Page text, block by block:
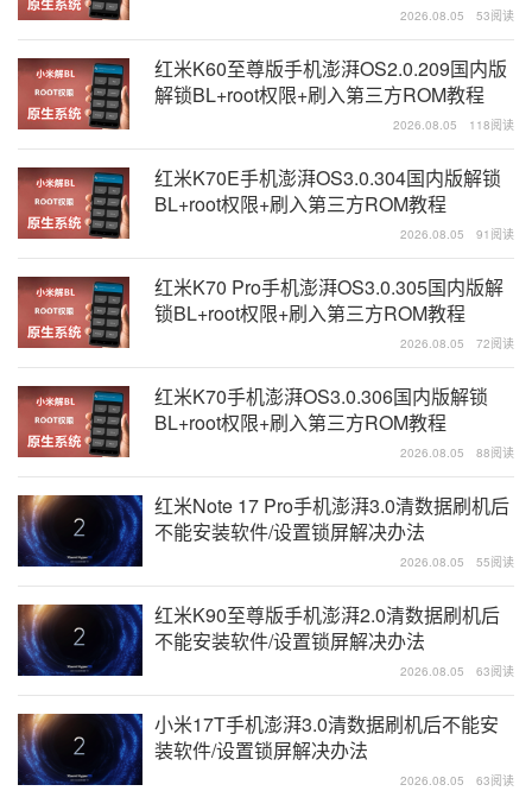
2026.08.05 53阅读
红米K60至尊版手机澎湃OS2.0.209国内版
解锁BL+root权限+刷入第三方ROM教程
2026.08.05 118阅读
红米K70E手机澎湃OS3.0.304国内版解锁
BL+root权限+刷入第三方ROM教程
2026.08.05 91阅读
红米K70 Pro手机澎湃OS3.0.305国内版解
锁BL+root权限+刷入第三方ROM教程
2026.08.05 72阅读
红米K70手机澎湃OS3.0.306国内版解锁
BL+root权限+刷入第三方ROM教程
2026.08.05 88阅读
红米Note 17 Pro手机澎湃3.0清数据刷机后
不能安装软件/设置锁屏解决办法
2026.08.05 55阅读
红米K90至尊版手机澎湃2.0清数据刷机后
不能安装软件/设置锁屏解决办法
2026.08.05 63阅读
小米17T手机澎湃3.0清数据刷机后不能安
装软件/设置锁屏解决办法
2026.08.05 63阅读